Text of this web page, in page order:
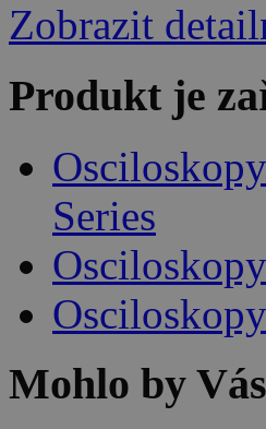
Zobrazit
Produkt je
Osciloskopy
Series
Osciloskopy
Osciloskopy
Mohlo by